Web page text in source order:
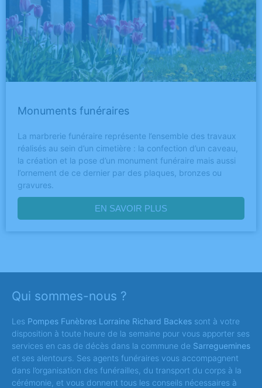
Monuments funéraires
La marbrerie funéraire représente l’ensemble des travaux
réalisés au sein d’un cimetière : la confection d’un caveau,
la création et la pose d’un monument funéraire mais aussi
l’ornement de ce dernier par des plaques, bronzes ou
gravures.
EN SAVOIR PLUS
Qui sommes-nous ?
Les Pompes Funèbres Lorraine Richard Backes sont à votre
disposition à toute heure de la semaine pour vous apporter ses
services en cas de décès dans la commune de Sarreguemines
et ses alentours. Ses agents funéraires vous accompagnent
dans l’organisation des funérailles, du transport du corps à la
cérémonie, et vous donnent tous les conseils nécessaires à